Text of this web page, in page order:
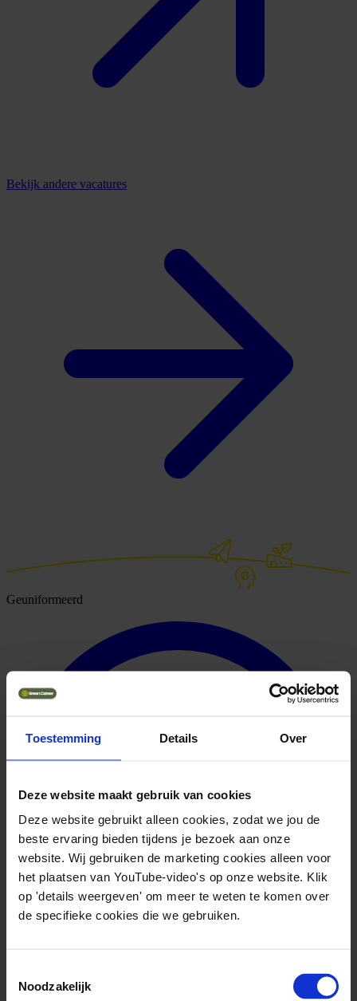
Toestemming Details Over
Deze website maakt gebruik van cookies
Deze website gebruikt alleen cookies, zodat we jou de
beste ervaring bieden tijdens je bezoek aan onze
website. Wij gebruiken de marketing cookies alleen voor
het plaatsen van YouTube-video's op onze website. Klik
op 'details weergeven' om meer te weten te komen over
de specifieke cookies die we gebruiken.
Noodzakelijk
Bekijk andere vacatures
Geuniformeerd
Omschrijving